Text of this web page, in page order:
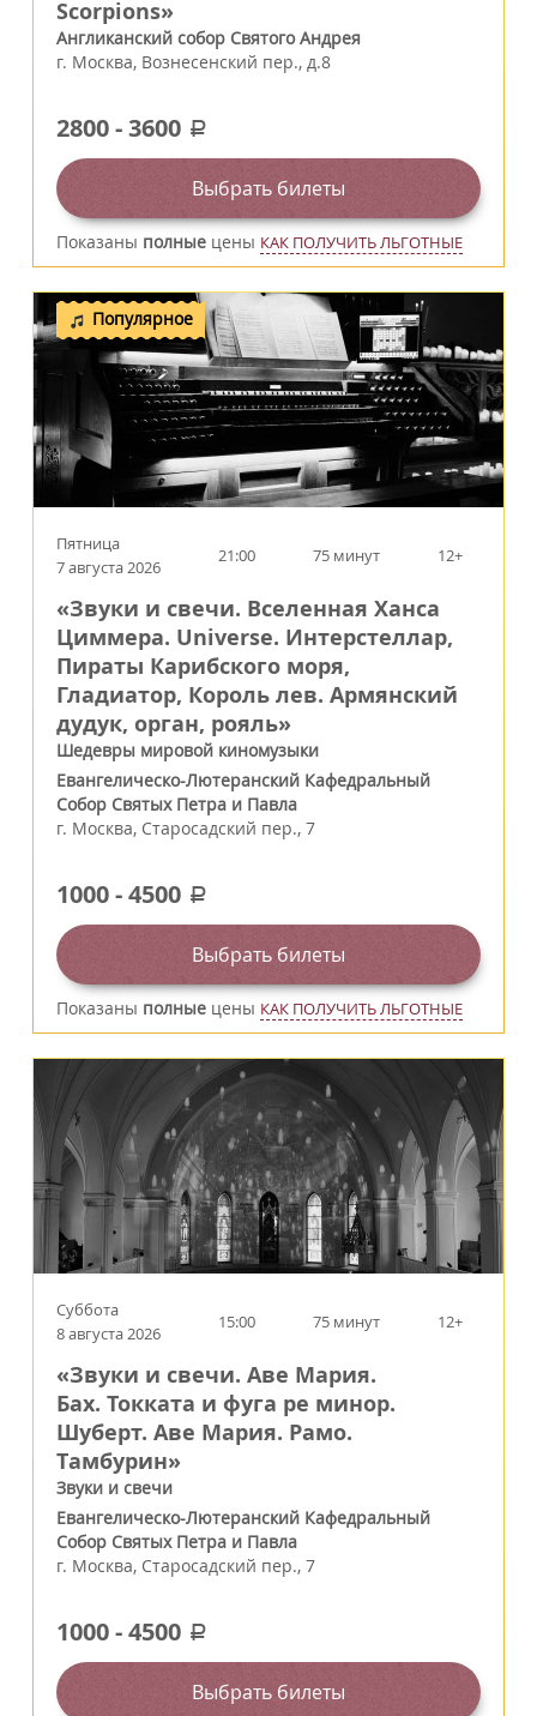
Scorpions»
Англиканский собор Святого Андрея
г. Москва, Вознесенский пер., д.8
2800-3600 a
Выбрать билеты
Показаны полные цены КАК ПОЛУЧИТЬ ЛЬГОТНЫЕ
Популярное
Пятница
7 августа 2026
21:00 75 минут 12+
«Звуки и свечи. Вселенная Ханса
Циммера. Universe. Интерстеллар,
Пираты Карибского моря,
Гладиатор, Король лев. Армянский
дудук, орган, рояль»
Шедевры мировой киномузыки
Евангелическо-Лютеранский Кафедральный
Собор Святых Петра и Павла
г. Москва, Старосадский пер., 7
1000-4500 a
Выбрать билеты
Показаны полные цены КАК ПОЛУЧИТЬ ЛЬГОТНЫЕ
Суббота
8 августа 2026
15:00 75 минут 12+
«Звуки и свечи. Аве Мария.
Бах. Токката и фуга ре минор.
Шуберт. Аве Мария. Рамо.
Тамбурин»
Звуки и свечи
Евангелическо-Лютеранский Кафедральный
Собор Святых Петра и Павла
г. Москва, Старосадский пер., 7
1000-4500 a
Выбрать билеты